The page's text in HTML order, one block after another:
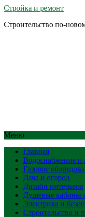
Стройка и ремонт
Строительство по-
Меню
Главная
Водоснабжение и
Газовое
Дача и огород
Дизайн интерьера
Душевые кабины
Электрика и
Строительство и